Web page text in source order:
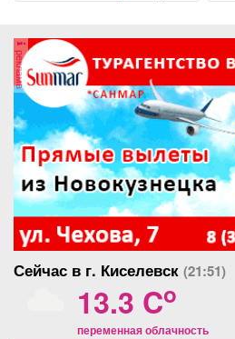
реклама
Сейчас в г. Киселевск (21:51)
13.3 Co
переменная облачность